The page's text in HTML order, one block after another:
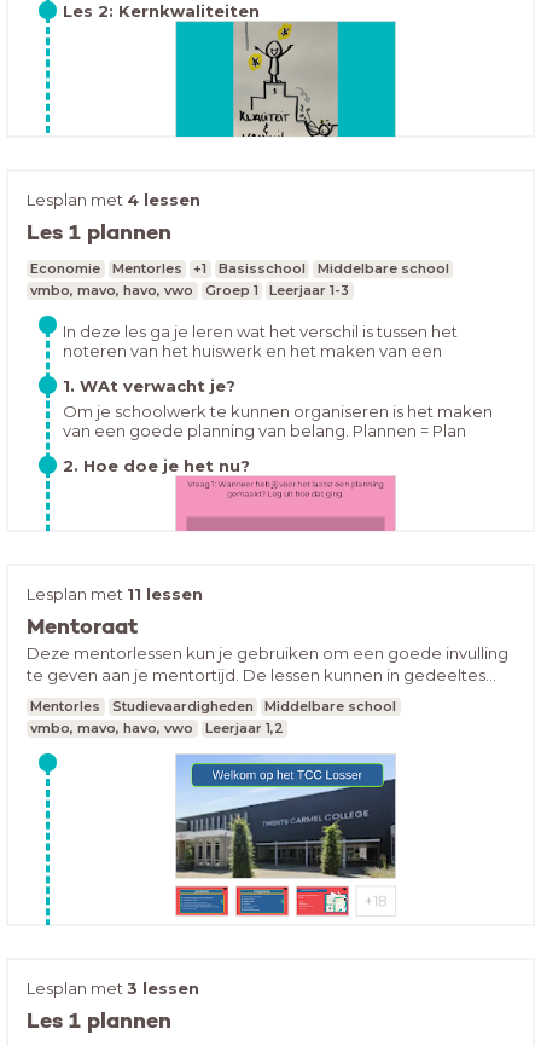
studievaardigheid belangrijk is. Ez ze kunnen in hun
portfolio inloggen.Eventueel huiswerk: Voor elek vak
een vakpagina in simulise maken
Les 2: Kernkwaliteiten
In deze les maken de leerlingen kennis met
Kernkwadrant. Doel van de les is dat de leerlingen aan
het eind hun eigen kernkwdrant kunnen invullen met 5
kwaliteiten. Ze kunnen hun ingevulde kernkwadrant in
simulise bij studievaardigheid vakpagina plaatsen.
Les 3: Doelen stellen
Lesplan met 4 lessen
Les 1 plannen
Economie Mentorles +1 Basisschool
Middelbare school
vmbo, mavo, havo, vwo
Groep 1 Leerjaar 1-3
In deze les ga je leren wat het verschil is tussen het
noteren van het huiswerk en het maken van een
overzichtelijke planning kan maken en hoe je dit kunt
volhouden.
1. WAt verwacht je?
Om je schoolwerk te kunnen organiseren is het maken
van een goede planning van belang. Plannen = Plan
plannen zo belangrijk?
2. Hoe doe je het nu?
Hoe houd jij je huiswerk bij op dit moment? Open de les
en vul in:
Lesplan met 11 lessen
Mentoraat
Deze mentorlessen kun je gebruiken om een goede invulling
te geven aan je mentortijd. De lessen kunnen in gedeeltes
gegeven worden, je kunt ze aanpassen zoals jij ze wilt
gebruiken.
Mentorles Studievaardigheden
Middelbare school
vmbo, mavo, havo, vwo
Leerjaar 1,2
Lesplan met 3 lessen
Les 1 plannen